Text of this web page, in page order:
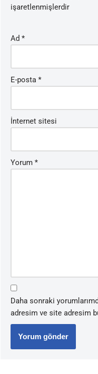
işaretlenmişlerdir
Ad *
E-posta *
İnternet sitesi
Yorum *
Daha sonraki
adresim ve site adresim